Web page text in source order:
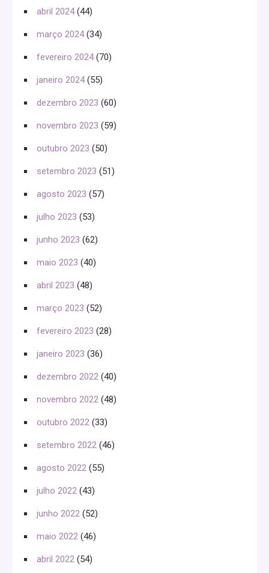
abril 2024(44)
março 2024(34)
fevereiro 2024(70)
janeiro 2024(55)
dezembro 2023 (60)
novembro 2023 (59)
outubro 2023 (50)
setembro 2023 (51)
agosto 2023 (57)
julho 2023 (53)
junho 2023 (62)
maio 2023 (40)
abril 2023 (48)
março 2023 (52)
fevereiro 2023 (28)
janeiro 2023 (36)
dezembro 2022 (40)
novembro 2022 (48)
outubro 2022 (33)
setembro 2022 (46)
agosto 2022 (55)
julho 2022 (43)
junho 2022 (52)
maio 2022 (46)
abril 2022 (54)